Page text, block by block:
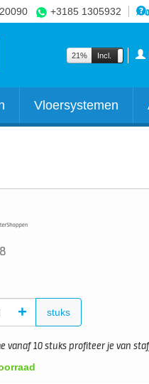
+3185 1305932
21% Incl. Excl.
Vloersystemen
+ stuks
vanaf 10 stuks profiteer je van